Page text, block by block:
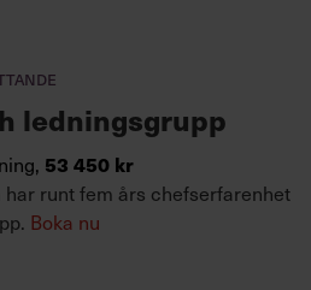
ledningsgrupp
53 450 kr
runt fem års chefserfarenhet
Boka nu